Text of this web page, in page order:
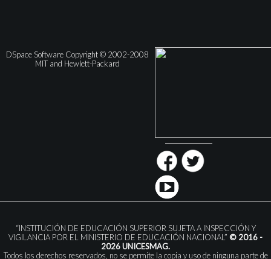
DSpace Software Copyright © 2002-2008
MIT and Hewlett-Packard
“INSTITUCIÓN DE EDUCACIÓN SUPERIOR SUJETA A INSPECCIÓN Y
VIGILANCIA POR EL MINISTERIO DE EDUCACIÓN NACIONAL” © 2016 -
2026 UNICESMAG.
Todos los derechos reservados, no se permite la copia y uso de ninguna parte de